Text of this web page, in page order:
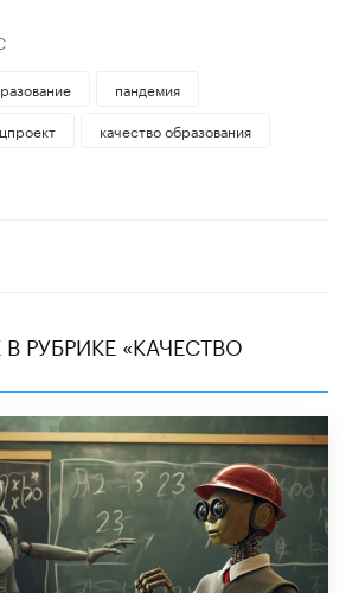
пандемия
качество образования
РУБРИКЕ «КАЧЕСТВО